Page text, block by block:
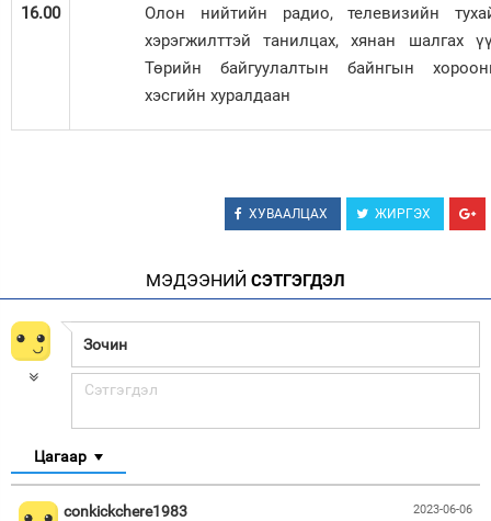
16.00
Олон нийтийн радио, телевизийн
хэрэгжилттэй танилцах, хянан шалгах
Төрийн байгуулалтын байнгын
хэсгийн хуралдаан
ХУВААЛЦАХ ЖИРГЭХ
МЭДЭЭНИЙ СЭТГЭГДЭЛ
Цагаар
2023-06-06
conkickchere1983